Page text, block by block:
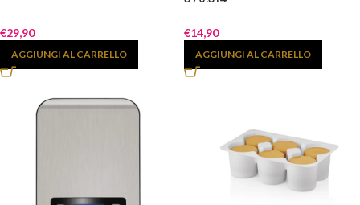
€29,90
AGGIUNGI AL CARRELLO
€14,90
AGGIUNGI AL CARRELLO